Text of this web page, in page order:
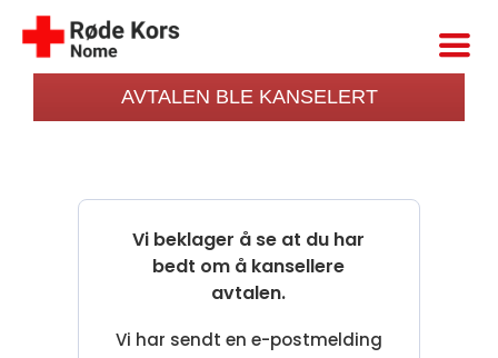
AVTALEN BLE KANSELERT
Vi beklager å se at du har
bedt om å kansellere
avtalen.
Vi har sendt en e-postmelding